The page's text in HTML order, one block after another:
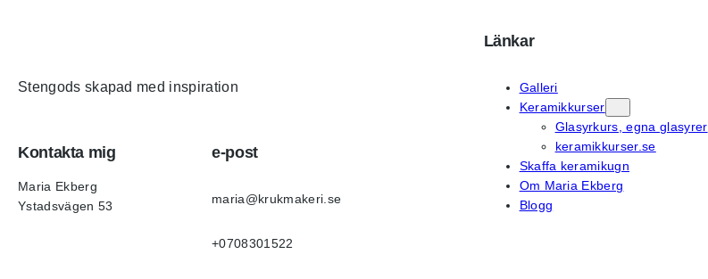
Stengods skapad med inspiration
Kontakta mig
Maria Ekberg
Ystadsvägen 53
e-post
maria@krukmakeri.se
+0708301522
Länkar
Galleri
Keramikkurser
Glasyrkurs, egna glasyrer
keramikkurser.se
Skaffa keramikugn
Om Maria Ekberg
Blogg